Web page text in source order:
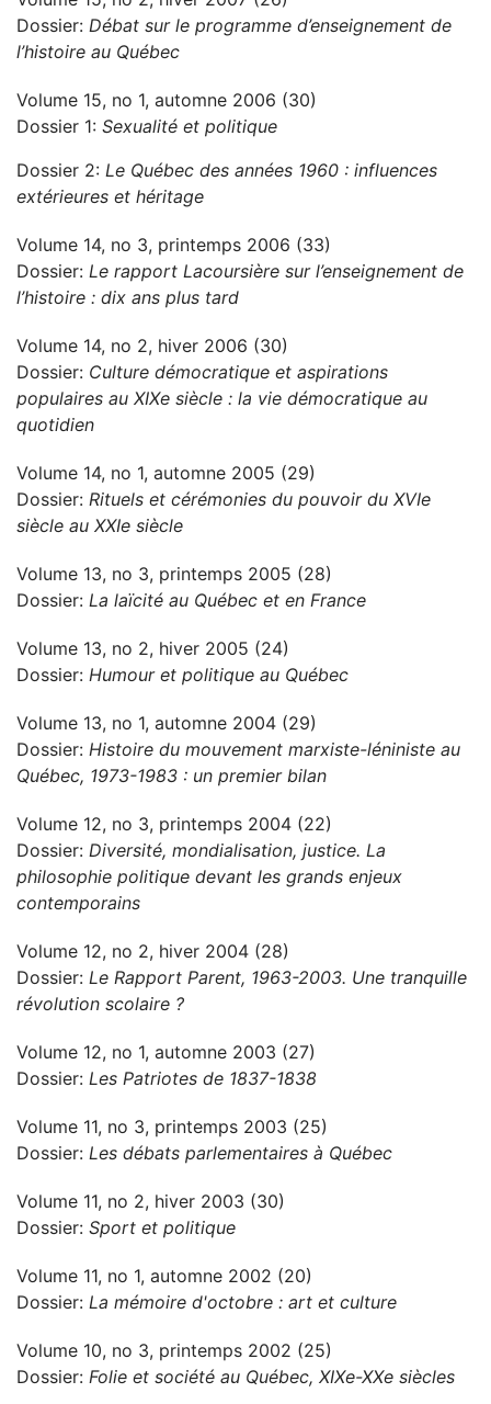
Dossier: Débat sur le programme d’enseignement de
l’histoire au Québec
Volume 15, no 1, automne 2006 (30)
Dossier 1: Sexualité et politique
Dossier 2: Le Québec des années 1960 : influences
extérieures et héritage
Volume 14, no 3, printemps 2006 (33)
Dossier: Le rapport Lacoursière sur l’enseignement de
l’histoire : dix ans plus tard
Volume 14, no 2, hiver 2006 (30)
Dossier: Culture démocratique et aspirations
populaires au XIXe siècle : la vie démocratique au
quotidien
Volume 14, no 1, automne 2005 (29)
Dossier: Rituels et cérémonies du pouvoir du XVIe
siècle au XXIe siècle
Volume 13, no 3, printemps 2005 (28)
Dossier: La laïcité au Québec et en France
Volume 13, no 2, hiver 2005 (24)
Dossier: Humour et politique au Québec
Volume 13, no 1, automne 2004 (29)
Dossier: Histoire du mouvement marxiste-léniniste au
Québec, 1973-1983 : un premier bilan
Volume 12, no 3, printemps 2004 (22)
Dossier: Diversité, mondialisation, justice. La
philosophie politique devant les grands enjeux
contemporains
Volume 12, no 2, hiver 2004 (28)
Dossier: Le Rapport Parent, 1963-2003. Une tranquille
révolution scolaire ?
Volume 12, no 1, automne 2003 (27)
Dossier: Les Patriotes de 1837-1838
Volume 11, no 3, printemps 2003 (25)
Dossier: Les débats parlementaires à Québec
Volume 11, no 2, hiver 2003 (30)
Dossier: Sport et politique
Volume 11, no 1, automne 2002 (20)
Dossier: La mémoire d'octobre : art et culture
Volume 10, no 3, printemps 2002 (25)
Dossier: Folie et société au Québec, XIXe-XXe siècles